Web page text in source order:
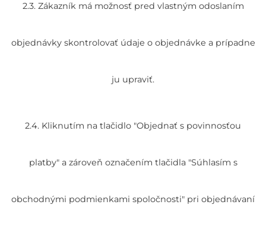
2.3. Zákazník má možnosť pred vlastným odoslaním
objednávky skontrolovať údaje o objednávke a prípadne
ju upraviť.
2.4. Kliknutím na tlačidlo "Objednať s povinnosťou
platby" a zároveň označením tlačidla "Súhlasím s
obchodnými podmienkami spoločnosti" pri objednávaní